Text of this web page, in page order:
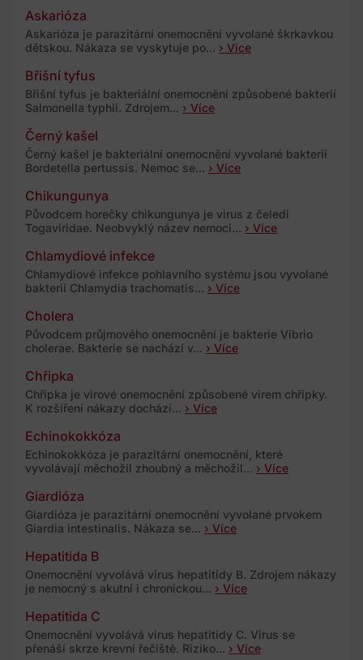
Askarióza
Askarióza je parazitární onemocnění vyvolané škrkavkou
dětskou. Nákaza se vyskytuje po... › Více
Břišní tyfus
Břišní tyfus je bakteriální onemocnění způsobené bakterií
Salmonella typhii. Zdrojem... › Více
Černý kašel
Černý kašel je bakteriální onemocnění vyvolané bakterií
Bordetella pertussis. Nemoc se... › Více
Chikungunya
Původcem horečky chikungunya je virus z čeledi
Togaviridae. Neobvyklý název nemoci... › Více
Chlamydiové infekce
Chlamydiové infekce pohlavního systému jsou vyvolané
bakterií Chlamydia trachomatis... › Více
Cholera
Původcem průjmového onemocnění je bakterie Vibrio
cholerae. Bakterie se nachází v... › Více
Chřipka
Chřipka je virové onemocnění způsobené virem chřipky.
K rozšíření nákazy dochází... › Více
Echinokokkóza
Echinokokkóza je parazitární onemocnění, které
vyvolávají měchožil zhoubný a měchožil... › Více
Giardióza
Giardióza je parazitární onemocnění vyvolané prvokem
Giardia intestinalis. Nákaza se... › Více
Hepatitida B
Onemocnění vyvolává virus hepatitidy B. Zdrojem nákazy
je nemocný s akutní i chronickou... › Více
Hepatitida C
Onemocnění vyvolává virus hepatitidy C. Virus se
přenáší skrze krevní řečiště. Riziko... › Více